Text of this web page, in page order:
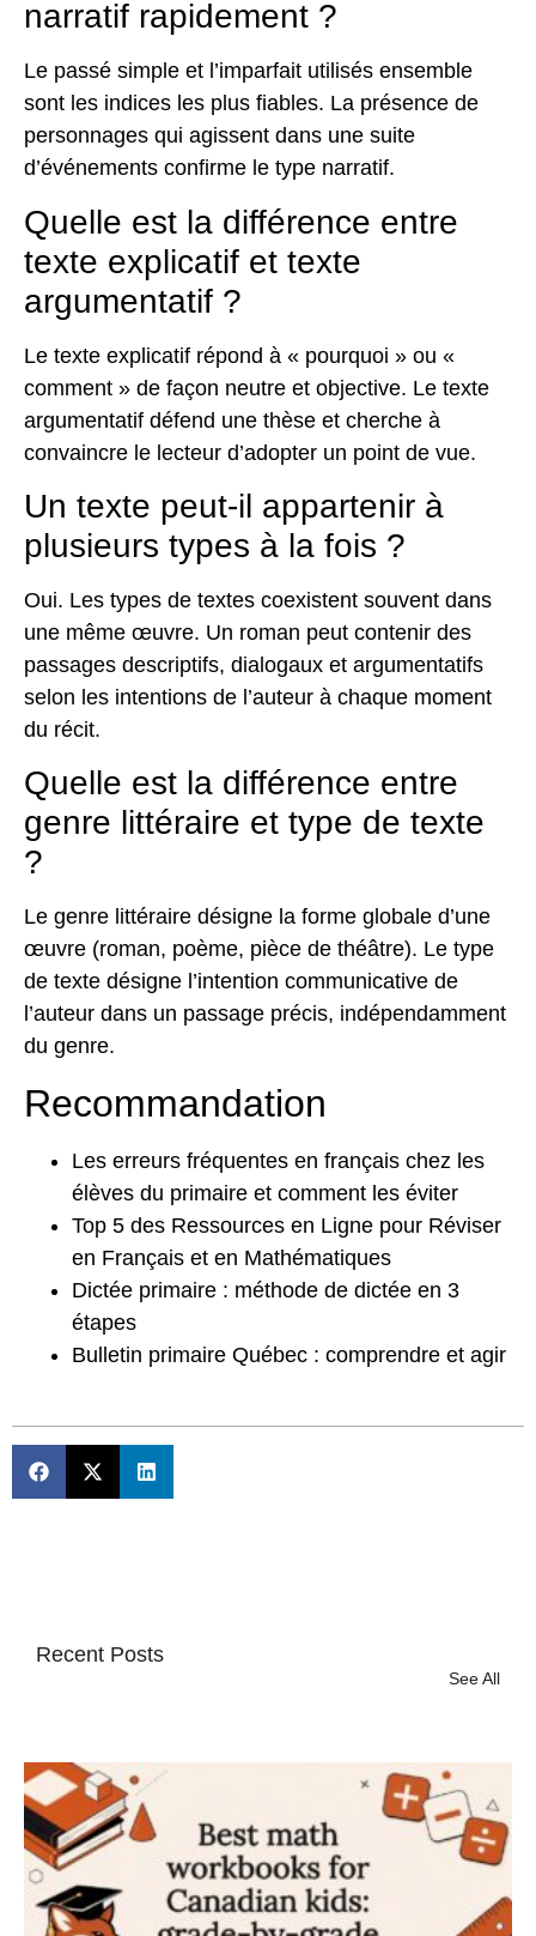
narratif rapidement ?
Le passé simple et l’imparfait utilisés ensemble
sont les indices les plus fiables. La présence de
personnages qui agissent dans une suite
d’événements confirme le type narratif.
Quelle est la différence entre
texte explicatif et texte
argumentatif ?
Le texte explicatif répond à « pourquoi » ou «
comment » de façon neutre et objective. Le texte
argumentatif défend une thèse et cherche à
convaincre le lecteur d’adopter un point de vue.
Un texte peut-il appartenir à
plusieurs types à la fois ?
Oui. Les types de textes coexistent souvent dans
une même œuvre. Un roman peut contenir des
passages descriptifs, dialogaux et argumentatifs
selon les intentions de l’auteur à chaque moment
du récit.
Quelle est la différence entre
genre littéraire et type de texte
?
Le genre littéraire désigne la forme globale d’une
œuvre (roman, poème, pièce de théâtre). Le type
de texte désigne l’intention communicative de
l’auteur dans un passage précis, indépendamment
du genre.
Recommandation
Les erreurs fréquentes en français chez les
élèves du primaire et comment les éviter
Top 5 des Ressources en Ligne pour Réviser
en Français et en Mathématiques
Dictée primaire : méthode de dictée en 3
étapes
Bulletin primaire Québec : comprendre et agir
Recent Posts
See All